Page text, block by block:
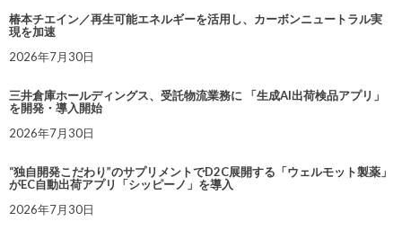
椿本チエイン／再生可能エネルギーを活用し、カーボンニュートラル実
現を加速
2026年7月30日
三井倉庫ホールディングス、受託物流業務に 「生成AI出荷検品アプリ」
を開発・導入開始
2026年7月30日
“独自開発こだわり”のサプリメントでD2C展開する「ウェルモット製薬」
がEC自動出荷アプリ「シッピーノ」を導入
2026年7月30日